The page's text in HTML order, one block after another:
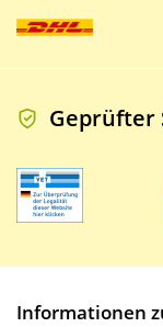
Geprüfter
Informationen